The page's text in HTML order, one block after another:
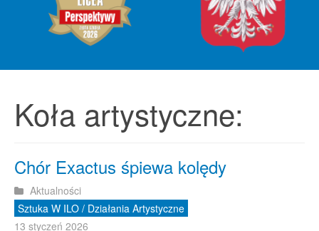
Koła artystyczne:
Chór Exactus śpiewa kolędy
Aktualności
Sztuka W ILO / Działania Artystyczne
13 styczeń 2026